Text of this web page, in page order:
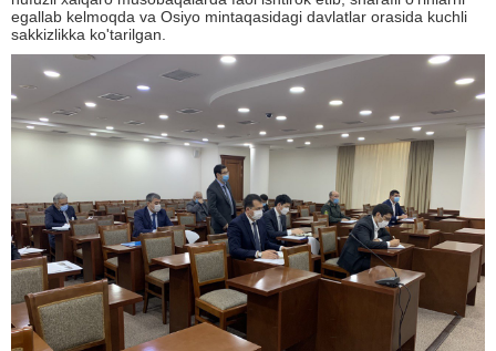
egallab kelmoqda va Osiyo mintaqasidagi davlatlar orasida kuchli
sakkizlikka ko'tarilgan.